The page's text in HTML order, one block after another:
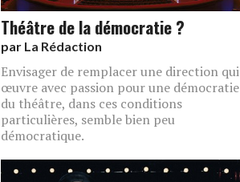
Théâtre de la démocratie ?
par La Rédaction
Envisager de remplacer une direction qui
œuvre avec passion pour une démocratie
du théâtre, dans ces conditions
particulières, semble bien peu
démocratique.